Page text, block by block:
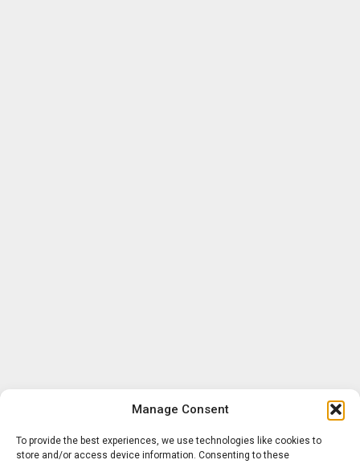
Manage Consent
To provide the best experiences, we use technologies like cookies to
store and/or access device information. Consenting to these